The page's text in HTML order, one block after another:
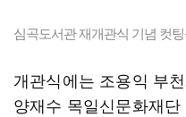
심곡도서관 재개관식 기념 컷
개관식에는 조용익 부
양재수 목일신문화재